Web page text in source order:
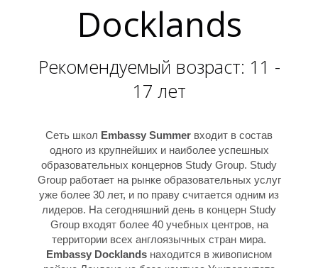
Docklands
Рекомендуемый возраст: 11 -
17 лет
Сеть школ Embassy Summer входит в состав
одного из крупнейших и наиболее успешных
образовательных концернов Study Group. Study
Group работает на рынке образовательных услуг
уже более 30 лет, и по праву считается одним из
лидеров. На сегодняшний день в концерн Study
Group входят более 40 учебных центров, на
территории всех англоязычных стран мира.
Embassy Docklands находится в живописном